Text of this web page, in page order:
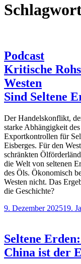
Podcast
Kritische
Westen
Sind Seltene
Der Handelskonflikt,
starke Abhängigkeit
Exportkontrollen für
Eisberges. Für den
schränkten
die Welt von seltenen
des Öls. Ökonomisch
Westen nicht. Das
die Geschichte?
Veröffentlicht
9. Dezember 202519.
Seltene
China ist der